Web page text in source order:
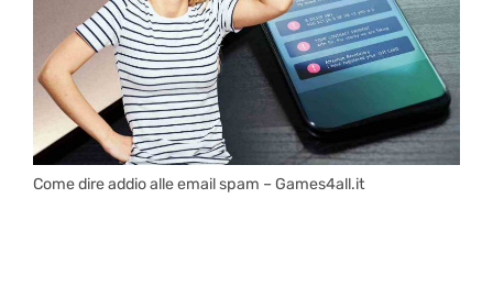
Come dire addio alle email spam – Games4all.it